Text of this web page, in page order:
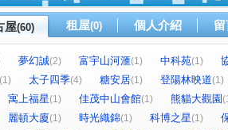
屋(60) 租屋(0) 個人介紹
夢幻誠(2) 富宇山河滙(1) 中科苑(1)
(1) 太子四季(4) 糖安居(1) 登陽林映道(1)
寓上福星(1) 佳茂中山會館(1) 熊貓大觀園
麗頓大廈(1) 時光織錦(1) 科博之星(1)